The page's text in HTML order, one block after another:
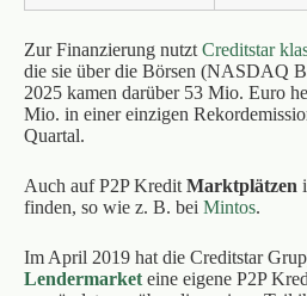
Zur Finanzierung nutzt Creditstar
die sie über die Börsen (NASDAQ
2025 kamen darüber 53 Mio. Euro
Mio. in einer einzigen
Quartal.
Auch auf P2P Kredit Marktplätzen
finden, so wie z. B. bei Mintos.
Im April 2019 hat die Creditstar
Lendermarketeine eigene P2P